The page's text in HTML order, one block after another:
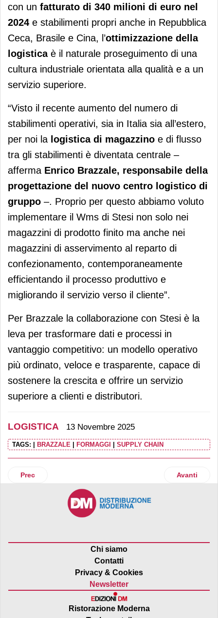
con un fatturato di 340 milioni di euro nel
2024 e stabilimenti propri anche in Repubblica
Ceca, Brasile e Cina, l’ottimizzazione della
logisticaè il naturale proseguimento di una
cultura industriale orientata alla qualità e a un
servizio superiore.
“Visto il recente aumento del numero di
stabilimenti operativi, sia in Italia sia all’estero,
per noi la logistica di magazzino e di flusso
tra gli stabilimenti è diventata centrale –
afferma Enrico Brazzale, responsabile della
progettazione del nuovo centro logistico di
gruppo –. Proprio per questo abbiamo voluto
implementare il Wms di Stesi non solo nei
magazzini di prodotto finito ma anche nei
magazzini di asservimento al reparto di
confezionamento, contemporaneamente
efficientando il processo produttivo e
migliorando il servizio verso il cliente”.
Per Brazzale la collaborazione con Stesi è la
leva per trasformare dati e processi in
vantaggio competitivo: un modello operativo
più ordinato, veloce e trasparente, capace di
sostenere la crescita e offrire un servizio
superiore a clienti e distributori.
LOGISTICA 13 Novembre 2025
TAGS: BRAZZALE FORMAGGI SUPPLY CHAIN
Articolo precedente: Spring Gds lancia una nuova
Prec Articolo
Avanti
Chi siamo
Contatti
Privacy & Cookies
Newsletter
Ristorazione Moderna